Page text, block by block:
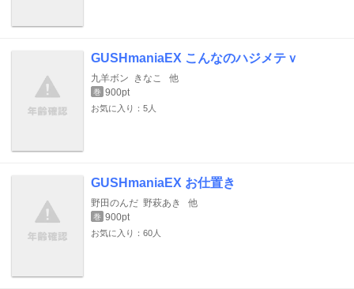
GUSHmaniaEX こんなのハジメテｖ
九羊ボン きなこ 他
巻 900pt
お気に入り：5人
GUSHmaniaEX お仕置き
野田のんだ 野萩あき 他
巻 900pt
お気に入り：60人